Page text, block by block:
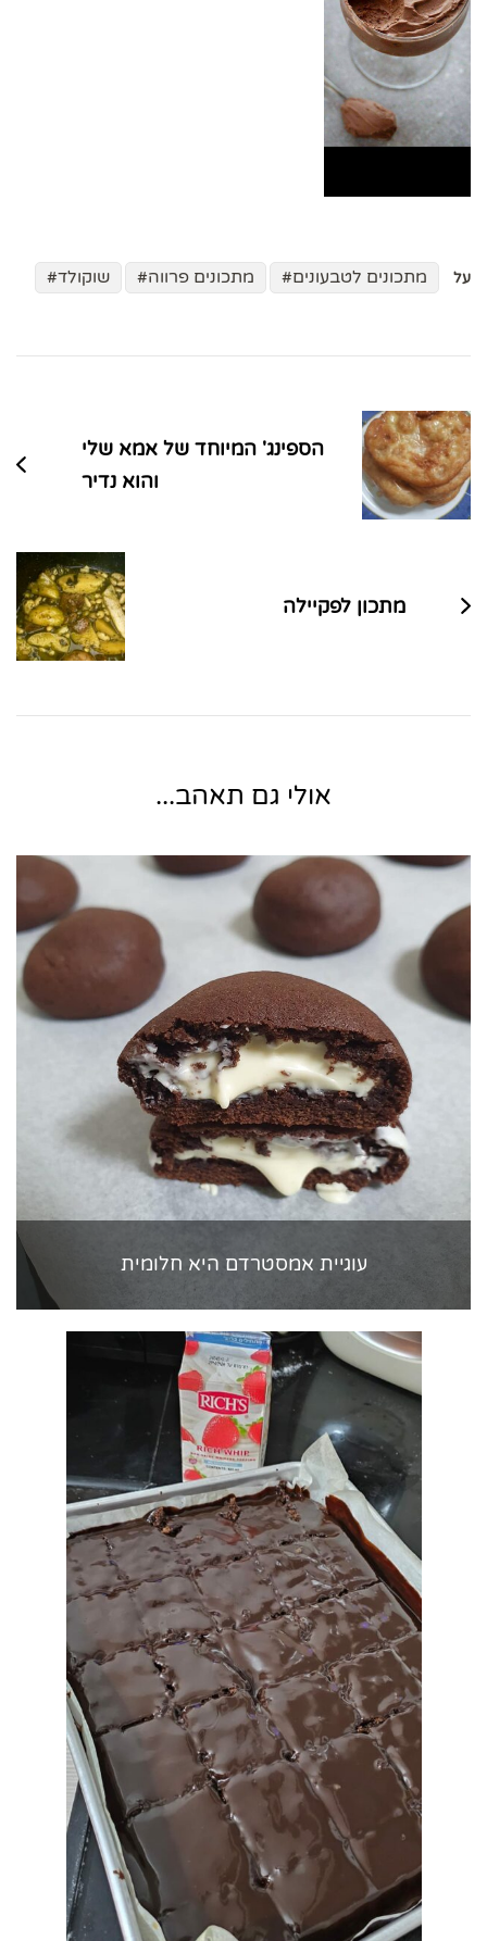
על מתכונים לטבעונים מתכונים פרווה שוקולד
בפוסטים
הספינג' המיוחד של אמא שלי
והוא נדיר
מתכון לפקיילה
אולי גם תאהב...
עוגיית אמסטרדם היא חלומית